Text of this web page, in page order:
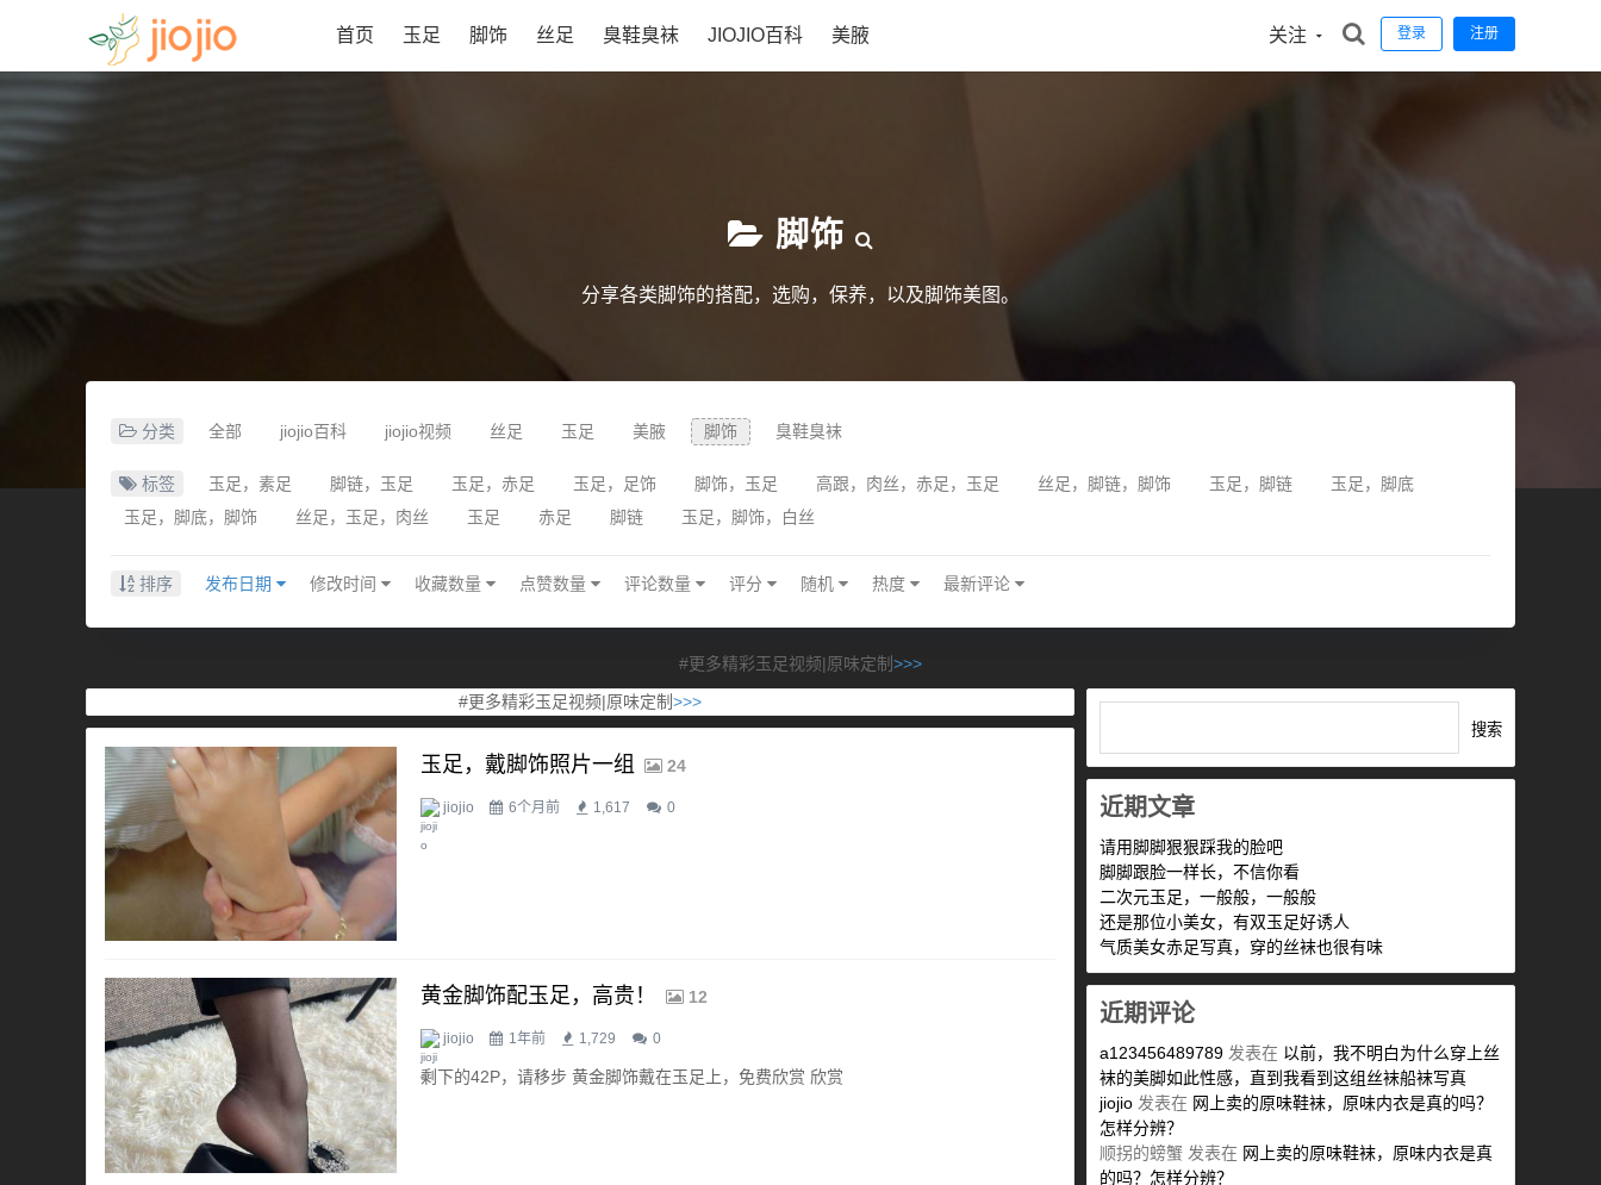
登录 注册
关注
首页 玉足 脚饰 丝足 臭鞋臭袜 JIOJIO百科 美腋
脚饰
分享各类脚饰的搭配，选购，保养，以及脚饰美图。
分类 全部 jiojio百科 jiojio视频 丝足 玉足 美腋 脚饰 臭鞋臭袜
标签 玉足，素足 脚链，玉足 玉足，赤足 玉足，足饰 脚饰，玉足 高跟，肉丝，赤足，玉足 丝足，脚链，脚饰 玉足，脚链
玉足，脚底
玉足，脚底，脚饰
丝足，玉足，肉丝 玉足 赤足 脚链 玉足，脚饰，白丝
排序 发布日期 修改时间 收藏数量 点赞数量 评论数量 评分 随机 热度 最新评论
#更多精彩玉足视频|原味定制>>>
#更多精彩玉足视频|原味定制>>>
玉足，戴脚饰照片一组 24
jiojio 6个月前 1,617 0
黄金脚饰配玉足，高贵！ 12
jiojio 1年前 1,729 0
剩下的42P，请移步 黄金脚饰戴在玉足上，免费欣赏 欣赏
搜索
近期文章
请用脚脚狠狠踩我的脸吧
脚脚跟脸一样长，不信你看
二次元玉足，一般般，一般般
还是那位小美女，有双玉足好诱人
气质美女赤足写真，穿的丝袜也很有味
近期评论
a123456489789 发表在 以前，我不明白为什么穿上丝
袜的美脚如此性感，直到我看到这组丝袜船袜写真
jiojio 发表在 网上卖的原味鞋袜，原味内衣是真的吗？
怎样分辨？
顺拐的螃蟹 发表在 网上卖的原味鞋袜，原味内衣是真
的吗？怎样分辨？